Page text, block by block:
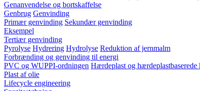
Genanvendelse og bortskaffelse
Genbrug Genvinding
Primær genvinding Sekundær genvinding
Eksempel
Tertiær genvinding
Pyrolyse Hydrering Hydrolyse Reduktion af jernmalm
Forbrænding og genvinding til energi
PVC og WUPPI-ordningen Hærdeplast og hærdeplastbaserede
Plast af olie
Lifecycle engineering